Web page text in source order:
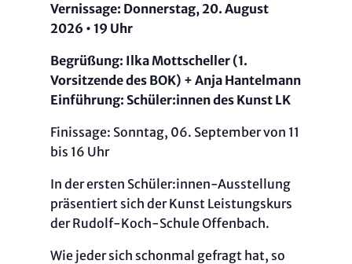
Vernissage: Donnerstag, 20. August
2026 • 19 Uhr
Begrüßung: Ilka Mottscheller (1.
Vorsitzende des BOK) + Anja Hantelmann
Einführung: Schüler:innen des Kunst LK
Finissage: Sonntag, 06. September von 11
bis 16 Uhr
In der ersten Schüler:innen-Ausstellung
präsentiert sich der Kunst Leistungskurs
der Rudolf-Koch-Schule Offenbach.
Wie jeder sich schonmal gefragt hat, so